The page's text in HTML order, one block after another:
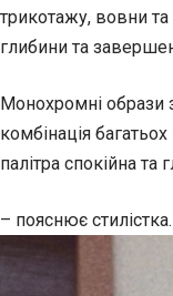
трикотажу, вовни
глибини та
Монохромні
комбінація
палітра спокійна та
– пояснює стилістка.